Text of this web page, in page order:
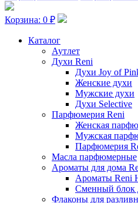
Корзина: 0 ₽
Каталог
Аутлет
Духи Reni
Духи Joy of
Женские духи
Мужские духи
Духи Selective
Парфюмерия Reni
Женская
Мужская
Парфюмерия
Масла парфюмерные
Ароматы для дома
Ароматы Reni
Сменный блок
Флаконы для